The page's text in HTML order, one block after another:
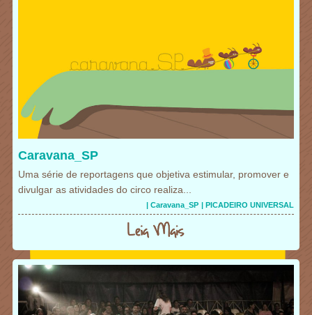
Caravana_SP
Uma série de reportagens que objetiva estimular, promover e
divulgar as atividades do circo realiza...
| PICADEIRO UNIVERSAL
| Caravana_SP